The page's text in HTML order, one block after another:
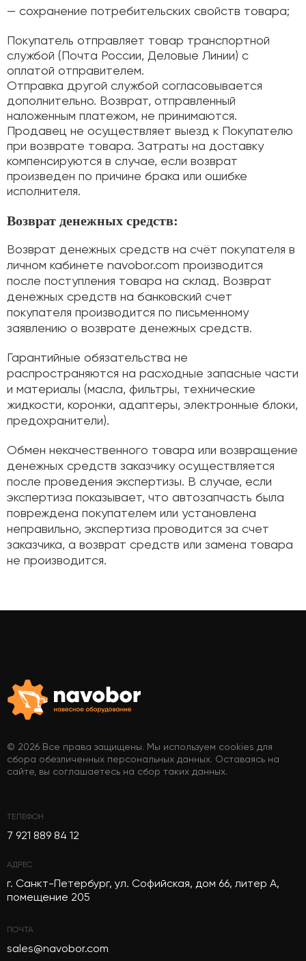
— сохранение потребительских свойств товара;
Покупатель отправляет товар транспортной
службой (Почта России, Деловые Линии) с
оплатой отправителем.
Отправка другой службой согласовывается
дополнительно. Возврат, отправленный
наложенным платежом, не принимаются.
Продавец не осуществляет выезд к Покупателю
при возврате товара. Затраты на доставку
компенсируются в случае, если возврат
произведен по причине брака или ошибке
исполнителя.
Возврат денежных средств:
Возврат денежных средств на счёт покупателя в
личном кабинете navobor.com производится
после поступления товара на склад. Возврат
денежных средств на банковский счет
покупателя производится по письменному
заявлению о возврате денежных средств.
Гарантийные обязательства не
распространяются на расходные запасные части
и материалы (масла, фильтры, технические
жидкости, коронки, адаптеры, электронные блоки,
предохранители).
Обмен некачественного товара или возвращение
денежных средств заказчику осуществляется
после проведения экспертизы. В случае, если
экспертиза показывает, что автозапчасть была
повреждена покупателем или установлена
неправильно, экспертиза проводится за счет
заказчика, а возврат средств или замена товара
не производится.
© 2026 Все права защищены. Мы используем cookies для
сбора обезличенных персональных данных. Оставаясь на
сайте, вы соглашаетесь на сбор таких данных.
ТЕЛЕФОН
7 921 889 84 12
АДРЕС
г. Санкт-Петербург, ул. Софийская, дом 66, литер А,
помещение 205
ПОЧТА
sales@navobor.com